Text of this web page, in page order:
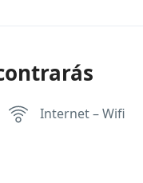
Internet – Wifi